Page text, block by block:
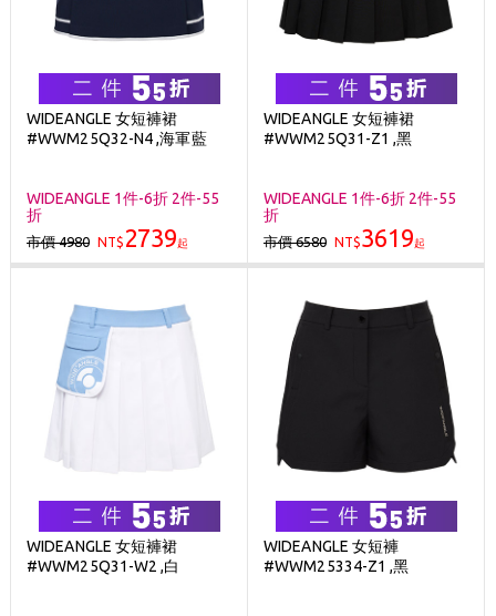
WIDEANGLE 女短褲裙
#WWM25Q32-N4 ,海軍藍
WIDEANGLE 1件-6折 2件-55
折
市價 4980 NT$ 2739起
WIDEANGLE 女短褲裙
#WWM25Q31-Z1 ,黑
WIDEANGLE 1件-6折 2件-55
折
市價 6580 NT$3619起
WIDEANGLE 女短褲裙
#WWM25Q31-W2 ,白
WIDEANGLE 女短褲
#WWM25334-Z1 ,黑